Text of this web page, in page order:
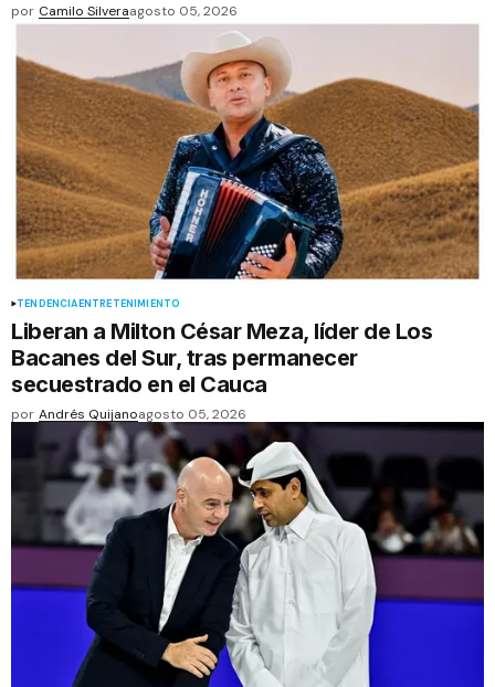
por Camilo Silveraagosto 05, 2026
TENDENCIAENTRETENIMIENTO
Liberan a Milton César Meza, líder de Los
Bacanes del Sur, tras permanecer
secuestrado en el Cauca
por Andrés Quijanoagosto 05, 2026